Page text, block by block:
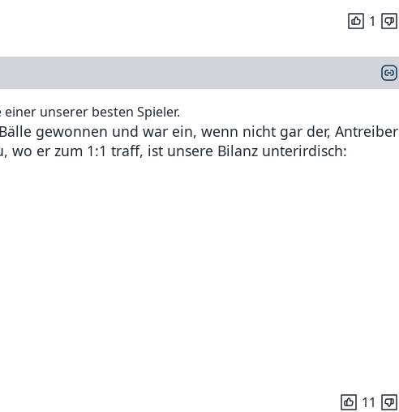
1
unserer besten Spieler.
gewonnen und war ein, wenn nicht gar der, Antreiber
wo er zum 1:1 traff, ist unsere Bilanz unterirdisch:
11